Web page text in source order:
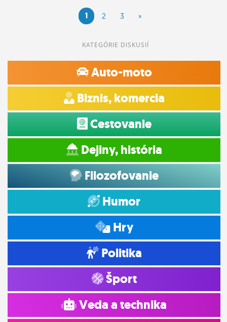
1 2 3 »
KATEGÓRIE DISKUSIÍ
Auto-moto
Biznis, komercia
Cestovanie
Dejiny, história
Filozofovanie
Humor
Hry
Politika
Šport
Veda a technika